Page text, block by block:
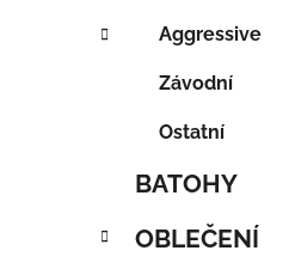
Aggressive
Závodní
Ostatní
BATOHY
OBLEČENÍ